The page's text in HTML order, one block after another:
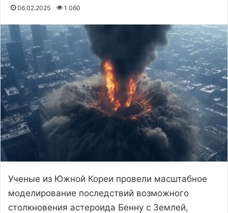
06.02.2025 1 060
Ученые из Южной Кореи провели масштабное
моделирование последствий возможного
столкновения астероида Бенну с Землей,